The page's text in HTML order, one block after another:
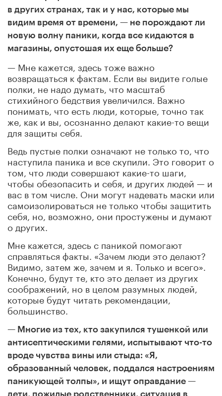
в других странах, так и у нас, которые мы
видим время от времени, — не порождают ли
новую волну паники, когда все кидаются в
магазины, опустошая их еще больше?
— Мне кажется, здесь тоже важно
возвращаться к фактам. Если вы видите голые
полки, не надо думать, что масштаб
стихийного бедствия увеличился. Важно
понимать, что есть люди, которые, точно так
же, как и вы, осознанно делают какие-то вещи
для защиты себя.
Ведь пустые полки означают не только то, что
наступила паника и все скупили. Это говорит о
том, что люди совершают какие-то шаги,
чтобы обезопасить и себя, и других людей — и
вас в том числе. Они могут надевать маски или
самоизолироваться не только чтобы защитить
себя, но, возможно, они простужены и думают
о других.
Мне кажется, здесь с паникой помогают
справляться факты. «Зачем люди это делают?
Видимо, затем же, зачем и я. Только и всего».
Конечно, будут те, кто это делает из других
соображений, но в целом разумных людей,
которые будут читать рекомендации,
большинство.
— Многие из тех, кто закупился тушенкой или
антисептическими гелями, испытывают что-то
вроде чувства вины или стыда: «Я,
образованный человек, поддался настроениям
паникующей толпы», и ищут оправдание —
дети, пожилые родственники, ситуация в